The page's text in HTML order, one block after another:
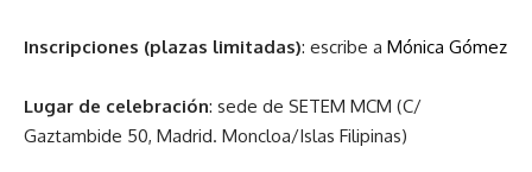
Inscripciones (plazas limitadas): escribe a Mónica Gómez
Lugar de celebración: sede de SETEM MCM (C/
Gaztambide 50, Madrid. Moncloa/Islas Filipinas)